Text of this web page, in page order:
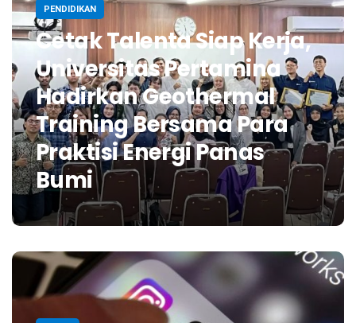
PENDIDIKAN
Cetak Talenta Siap Kerja,
Universitas Pertamina
Hadirkan Geothermal
Training Bersama Para
Praktisi Energi Panas
Bumi